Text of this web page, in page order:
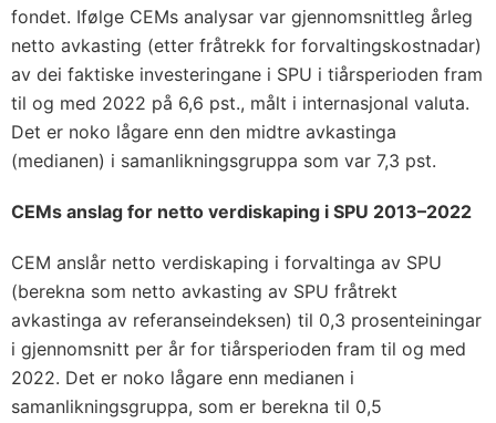
fondet. Ifølge CEMs analysar var gjennomsnittleg årleg
netto avkasting (etter fråtrekk for forvaltingskostnadar)
av dei faktiske investeringane i SPU i tiårsperioden fram
til og med 2022 på 6,6 pst., målt i internasjonal valuta.
Det er noko lågare enn den midtre avkastinga
(medianen) i samanlikningsgruppa som var 7,3 pst.
CEMs anslag for netto verdiskaping i SPU 2013–2022
CEM anslår netto verdiskaping i forvaltinga av SPU
(berekna som netto avkasting av SPU fråtrekt
avkastinga av referanseindeksen) til 0,3 prosenteiningar
i gjennomsnitt per år for tiårsperioden fram til og med
2022. Det er noko lågare enn medianen i
samanlikningsgruppa, som er berekna til 0,5